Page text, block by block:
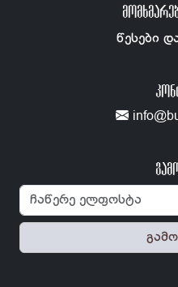
წესები